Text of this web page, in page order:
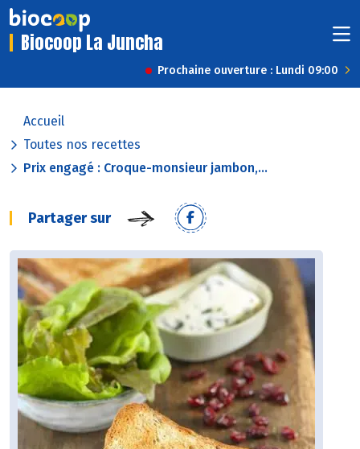
Biocoop La Juncha
Prochaine ouverture : Lundi 09:00
Accueil
Toutes nos recettes
Prix engagé : Croque-monsieur jambon,...
Partager sur